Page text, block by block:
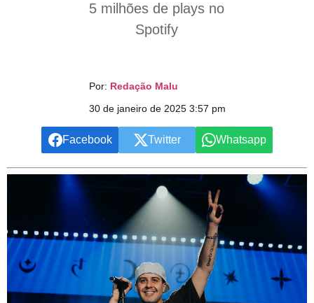
5 milhões de plays no
Spotify
Por: Redação Malu
30 de janeiro de 2025 3:57 pm
Facebook Twitter Whatsapp